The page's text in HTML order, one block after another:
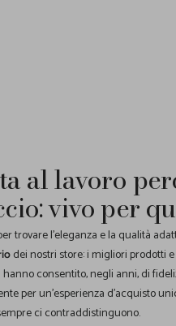
al lavoro
vivo per
trovare l'eleganza e la qualità
dei nostri store: i migliori prodotti
consentito, negli anni, di
per un'esperienza d'acquisto
ci contraddistinguono.